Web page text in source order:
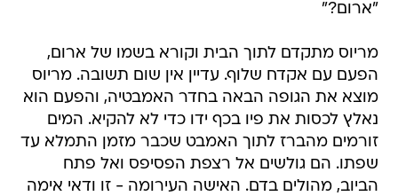
"ארום?"
מריוס מתקדם לתוך הבית וקורא בשמו של ארום,
הפעם עם אקדח שלוף. עדיין אין שום תשובה. מריוס
מוצא את הגופה הבאה בחדר האמבטיה, והפעם הוא
נאלץ לכסות את פיו בכף ידו כדי לא להקיא. המים
זורמים מהברז לתוך האמבט שכבר מזמן התמלא עד
שפתו. הם גולשים אל רצפת הפסיפס ואל פתח
הביוב, מהולים בדם. האישה העירומה - זו ודאי אימה